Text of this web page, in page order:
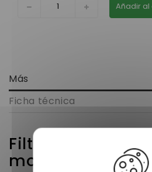
Añadir al
Más
Ficha técnica
Filtre à gasoil
moteur